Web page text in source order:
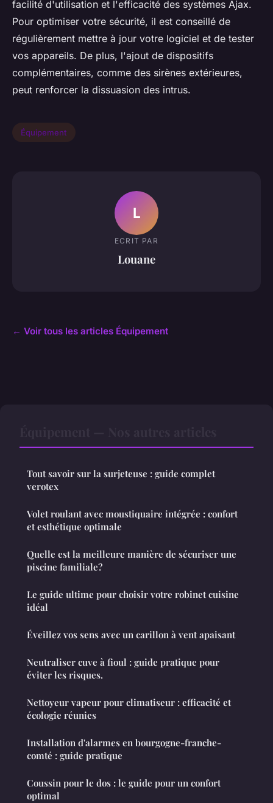
facilité d'utilisation et l'efficacité des systèmes Ajax.
Pour optimiser votre sécurité, il est conseillé de
régulièrement mettre à jour votre logiciel et de tester
vos appareils. De plus, l'ajout de dispositifs
complémentaires, comme des sirènes extérieures,
peut renforcer la dissuasion des intrus.
Équipement
L
ECRIT PAR
Louane
← Voir tous les articles Équipement
Tout savoir sur la surjeteuse : guide complet
verotex
Volet roulant avec moustiquaire intégrée : confort
et esthétique optimale
Quelle est la meilleure manière de sécuriser une
piscine familiale?
Le guide ultime pour choisir votre robinet cuisine
idéal
Éveillez vos sens avec un carillon à vent apaisant
Neutraliser cuve à fioul : guide pratique pour
éviter les risques.
Nettoyeur vapeur pour climatiseur : efficacité et
écologie réunies
Installation d'alarmes en bourgogne-franche-
comté : guide pratique
Coussin pour le dos : le guide pour un confort
optimal